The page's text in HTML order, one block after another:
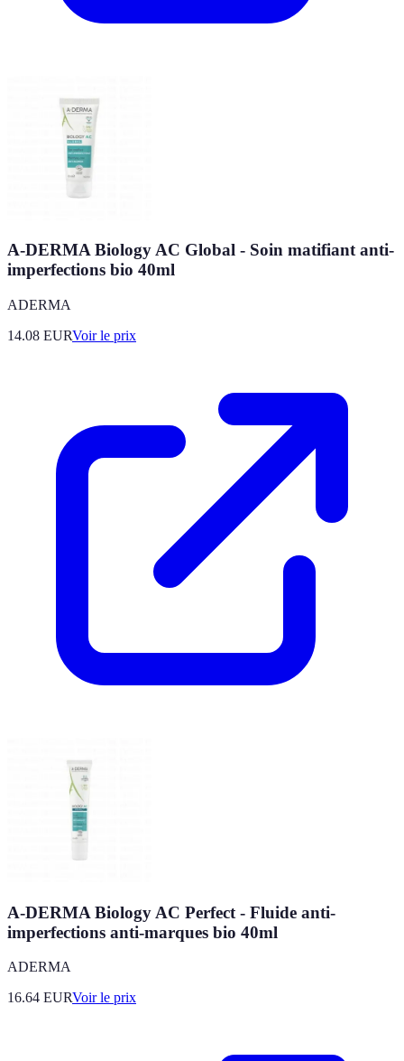
A-DERMA Biology AC Global - Soin matifiant anti-
imperfections bio 40ml
ADERMA
14.08 EURVoir le prix
A-DERMA Biology AC Perfect - Fluide anti-
imperfections anti-marques bio 40ml
ADERMA
16.64 EURVoir le prix